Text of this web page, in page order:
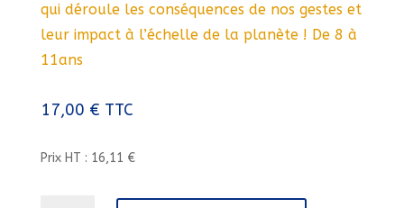
qui déroule les conséquences de nos gestes et
leur impact à l’échelle de la planète ! De 8 à
11ans
17,00 € TTC
Prix HT : 16,11 €